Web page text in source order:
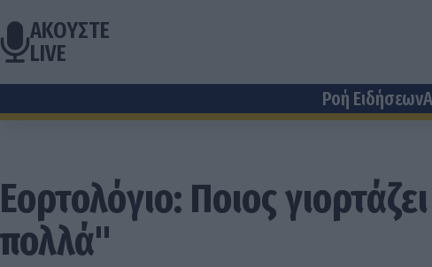
ΑΚΟΥΣΤΕ
LIVE
Ροή Ειδήσεων
Εορτολόγιο: Ποιος
πολλά"